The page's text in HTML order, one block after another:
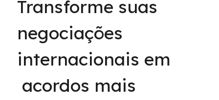
Transforme suas
negociações
internacionais em
acordos mais